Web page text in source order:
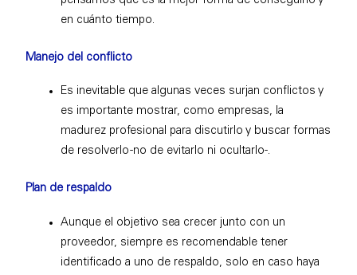
en cuánto tiempo.
Manejo del conflicto
Es inevitable que algunas veces surjan conflictos y
es importante mostrar, como empresas, la
madurez profesional para discutirlo y buscar formas
de resolverlo -no de evitarlo ni ocultarlo-.
Plan de respaldo
Aunque el objetivo sea crecer junto con un
proveedor, siempre es recomendable tener
identificado a uno de respaldo, solo en caso haya